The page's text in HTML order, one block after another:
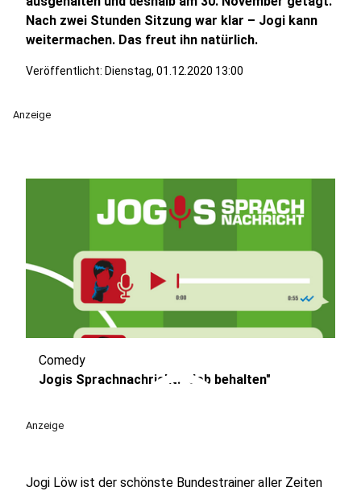
Nach zwei Stunden Sitzung war klar – Jogi kann
weitermachen. Das freut ihn natürlich.
Veröffentlicht: Dienstag, 01.12.2020 13:00
Anzeige
play_circle
Comedy
Jogis Sprachnachricht: "Job behalten"
Anzeige
Jogi Löw ist der schönste Bundestrainer aller Zeiten